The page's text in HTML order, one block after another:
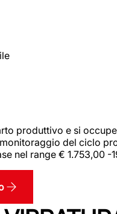
produttivo e si
del ciclo
nel range € 1.753,00 -